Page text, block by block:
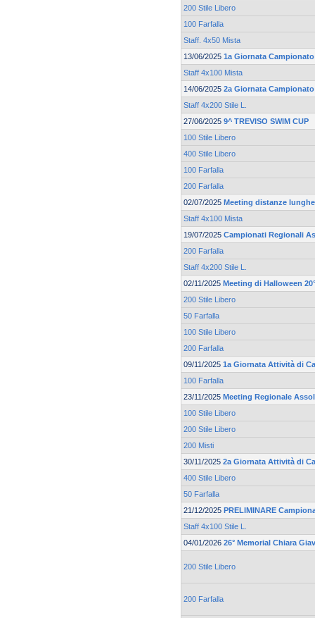
200 Stile Libero
100 Farfalla
Staff. 4x50 Mista
13/06/2025 1a Giornata
Staff 4x100 Mista
14/06/2025 2a Giornata
Staff 4x200 Stile L.
27/06/2025 9^ TREVISO SWIM CUP
100 Stile Libero
400 Stile Libero
100 Farfalla
200 Farfalla
02/07/2025 Meeting distanze
Staff 4x100 Mista
19/07/2025 Campionati Regionali
200 Farfalla
Staff 4x200 Stile L.
02/11/2025 Meeting di Halloween
200 Stile Libero
50 Farfalla
100 Stile Libero
200 Farfalla
09/11/2025 1a Giornata Attività di
100 Farfalla
23/11/2025 Meeting Regionale
100 Stile Libero
200 Stile Libero
200 Misti
30/11/2025 2a Giornata Attività di
400 Stile Libero
50 Farfalla
21/12/2025 PRELIMINARE
Staff 4x100 Stile L.
04/01/2026 26° Memorial Chiara
200 Stile Libero
200 Farfalla